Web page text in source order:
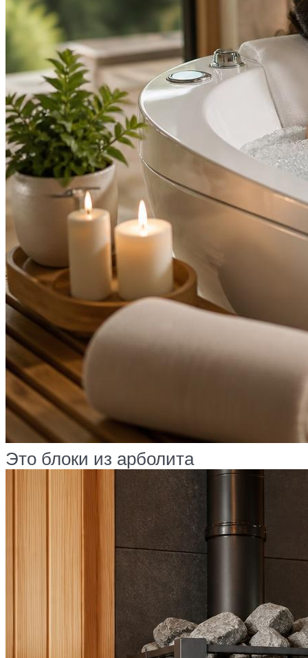
Это блоки из арболита